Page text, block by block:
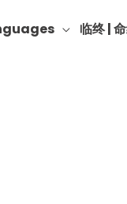
临终 |